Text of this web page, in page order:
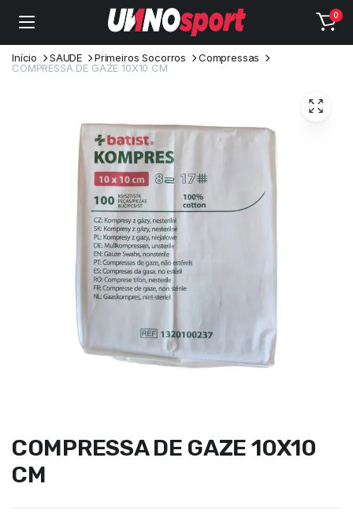
0
Início SAUDE Primeiros Socorros
Compressas
COMPRESSA DE GAZE 10X10 CM
COMPRESSA DE GAZE 10X10
CM